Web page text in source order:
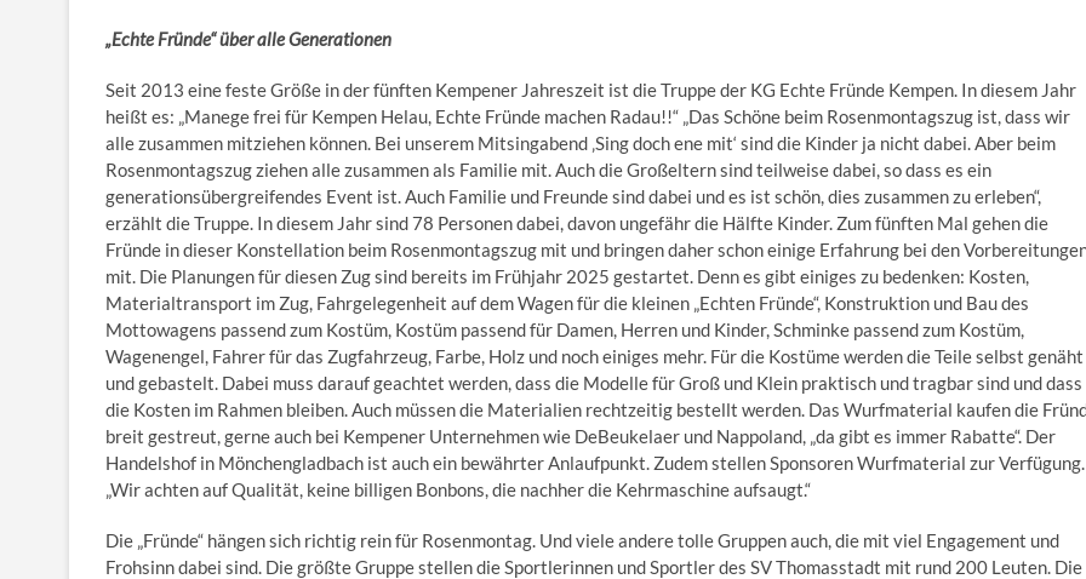
„Echte Fründe“ über alle Generationen
Seit 2013 eine feste Größe in der fünften Kempener Jahreszeit ist die Truppe der KG Echte Fründe Kempen. In diesem Jahr
heißt es: „Manege frei für Kempen Helau, Echte Fründe machen Radau!!“ „Das Schöne beim Rosenmontagszug ist, dass wir
alle zusammen mitziehen können. Bei unserem Mitsingabend ‚Sing doch ene mit‘ sind die Kinder ja nicht dabei. Aber beim
Rosenmontagszug ziehen alle zusammen als Familie mit. Auch die Großeltern sind teilweise dabei, so dass es ein
generationsübergreifendes Event ist. Auch Familie und Freunde sind dabei und es ist schön, dies zusammen zu erleben“,
erzählt die Truppe. In diesem Jahr sind 78 Personen dabei, davon ungefähr die Hälfte Kinder. Zum fünften Mal gehen die
Fründe in dieser Konstellation beim Rosenmontagszug mit und bringen daher schon einige Erfahrung bei den
mit. Die Planungen für diesen Zug sind bereits im Frühjahr 2025 gestartet. Denn es gibt einiges zu bedenken: Kosten,
Materialtransport im Zug, Fahrgelegenheit auf dem Wagen für die kleinen „Echten Fründe“, Konstruktion und Bau des
Mottowagens passend zum Kostüm, Kostüm passend für Damen, Herren und Kinder, Schminke passend zum Kostüm,
Wagenengel, Fahrer für das Zugfahrzeug, Farbe, Holz und noch einiges mehr. Für die Kostüme werden die Teile selbst genäht
und gebastelt. Dabei muss darauf geachtet werden, dass die Modelle für Groß und Klein praktisch und tragbar sind und dass
die Kosten im Rahmen bleiben. Auch müssen die Materialien rechtzeitig bestellt werden. Das Wurfmaterial kaufen die
breit gestreut, gerne auch bei Kempener Unternehmen wie DeBeukelaer und Nappoland, „da gibt es immer Rabatte“. Der
Handelshof in Mönchengladbach ist auch ein bewährter Anlaufpunkt. Zudem stellen Sponsoren Wurfmaterial zur Verfügung.
„Wir achten auf Qualität, keine billigen Bonbons, die nachher die Kehrmaschine aufsaugt.“
Die „Fründe“ hängen sich richtig rein für Rosenmontag. Und viele andere tolle Gruppen auch, die mit viel Engagement und
Frohsinn dabei sind. Die größte Gruppe stellen die Sportlerinnen und Sportler des SV Thomasstadt mit rund 200 Leuten. Die